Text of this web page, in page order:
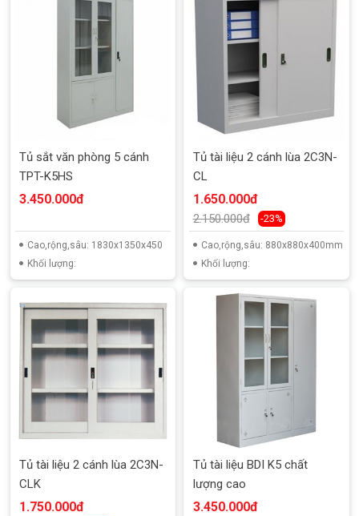
Tủ sắt văn phòng 5 cánh
TPT-K5HS
3.450.000đ
Cao,rộng,sâu: 1830x1350x450
Khối lượng:
Tủ tài liệu 2 cánh lùa 2C3N-
CL
1.650.000đ
2.150.000đ -23%
Cao,rộng,sâu: 880x880x400mm
Khối lượng:
Tủ tài liệu 2 cánh lùa 2C3N-
CLK
1.750.000đ
Tủ tài liệu BDI K5 chất
lượng cao
3.450.000đ